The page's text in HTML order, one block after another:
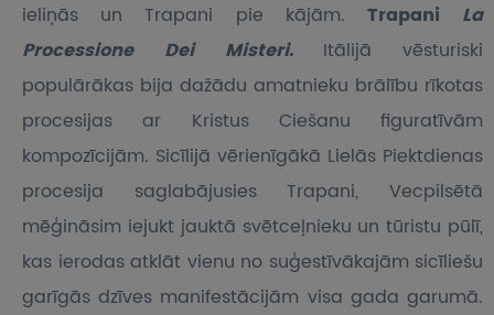
ieliņās un Trapani pie kājām. Trapani La
Processione Dei Misteri. Itālijā vēsturiski
populārākas bija dažādu amatnieku brālību rīkotas
procesijas ar Kristus Ciešanu figuratīvām
kompozīcijām. Sicīlijā vērienīgākā Lielās Piektdienas
procesija saglabājusies Trapani, Vecpilsētā
mēģināsim iejukt jauktā svētceļnieku un tūristu pūlī,
kas ierodas atklāt vienu no suģestīvākajām sicīliešu
garīgās dzīves manifestācijām visa gada garumā.